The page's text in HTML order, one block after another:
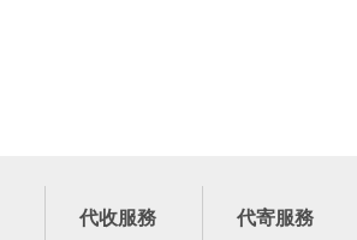
代收服務 代寄服務